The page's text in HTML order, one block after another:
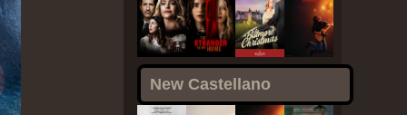
New Castellano